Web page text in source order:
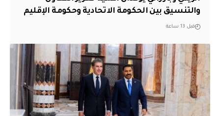
والتنسيق بين الحكومة الاتحادية وحكومة الإقليم
قبل 13 ساعة